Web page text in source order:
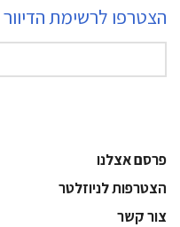
הצטרפו לרשימת הדיוור
פרסם אצלנו
הצטרפות לניוזלטר
צור קשר